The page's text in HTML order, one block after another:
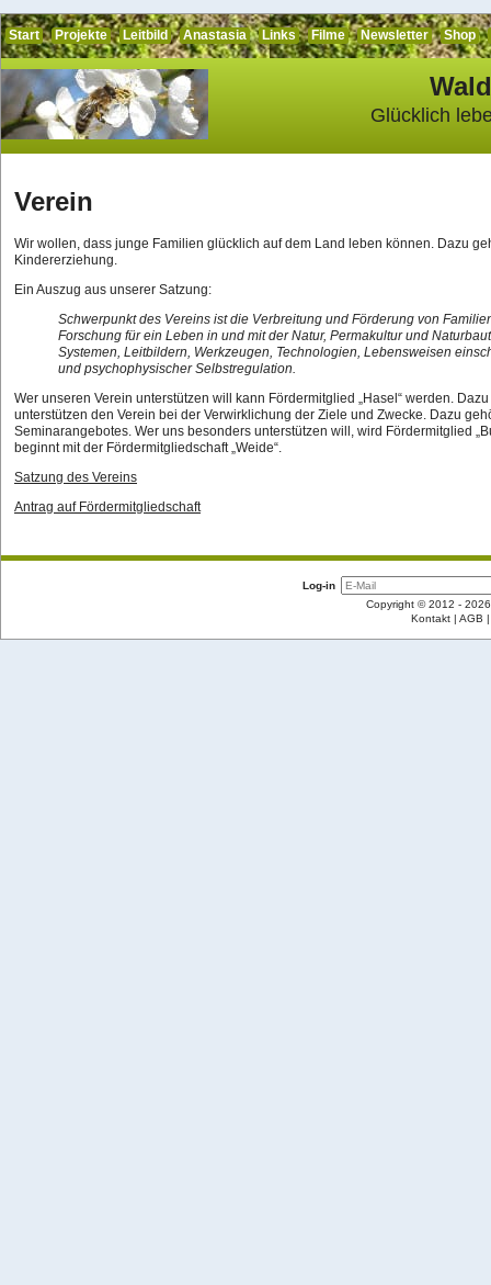
Start Projekte Leitbild Anastasia Links Filme Newsletter Shop
Glücklich
Verein
Wir wollen, dass junge Familien glücklich auf dem Land leben können. Dazu
Kindererziehung.
Ein Auszug aus unserer Satzung:
Schwerpunkt des Vereins ist die Verbreitung und Förderung von
Forschung für ein Leben in und mit der Natur, Permakultur und
Systemen, Leitbildern, Werkzeugen, Technologien, Lebensweisen
und psychophysischer Selbstregulation.
Wer unseren Verein unterstützen will kann Fördermitglied „Hasel“ werden.
unterstützen den Verein bei der Verwirklichung der Ziele und Zwecke. Dazu
Seminarangebotes. Wer uns besonders unterstützen will, wird Fördermitglied
beginnt mit der Fördermitgliedschaft „Weide“.
Satzung des Vereins
Antrag auf Fördermitgliedschaft
Log-in
Copyright © 2012 -
Kontakt
AGB